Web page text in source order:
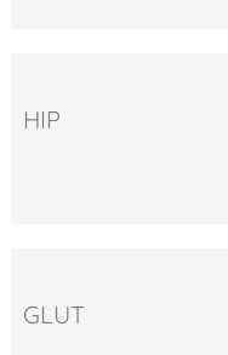
HIP
GLUT